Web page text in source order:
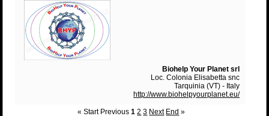
Biohelp Your Planet srl
Loc. Colonia Elisabetta snc
Tarquinia (VT) - Italy
http://www.biohelpyourplanet.eu/
« Start Previous 1 2 3 Next End »